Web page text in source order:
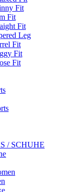
Fit
Fit
Fit
Leg
Fit
Fit
Fit
/ SCHUHE